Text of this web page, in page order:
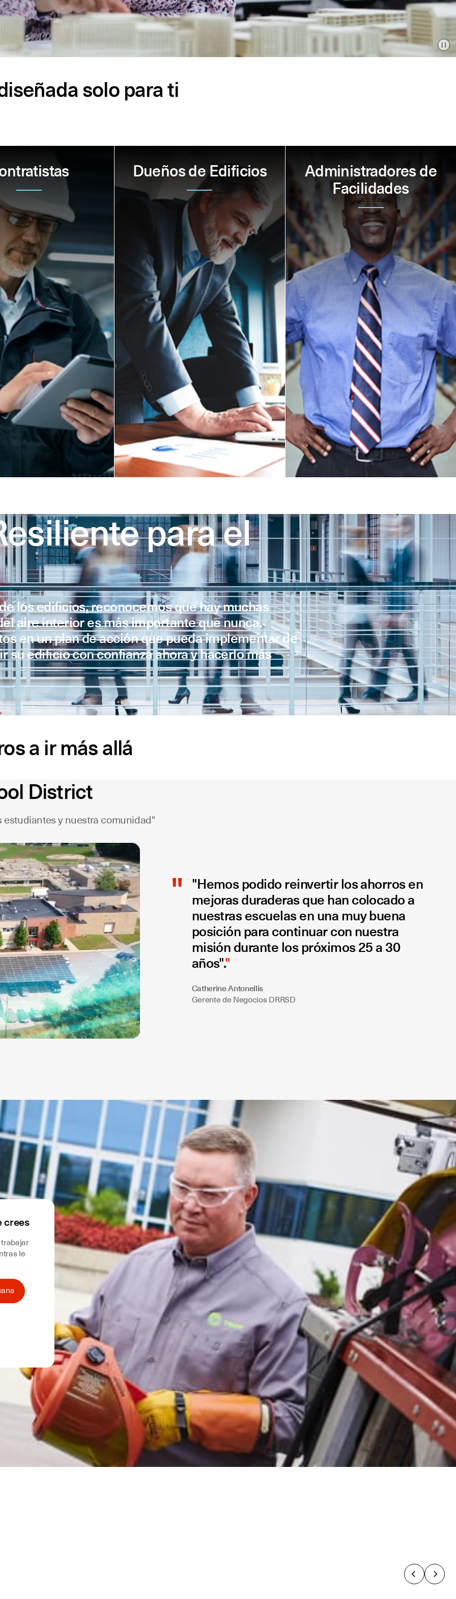
solo para ti
Dueños de Edificios
Administradores de
Facilidades
para el
los edificios, reconocemos que hay muchas
aire interior es más importante que nunca.
en un plan de acción que pueda implementar de
su edificio con confianza ahora y hacerlo más
a ir más allá
District
estudiantes y nuestra comunidad"
"Hemos podido reinvertir los ahorros en
mejoras duraderas que han colocado a
nuestras escuelas en una muy buena
posición para continuar con nuestra
misión durante los próximos 25 a 30
años".
Catherine Antonellis
Gerente de Negocios DRRSD
crees
le